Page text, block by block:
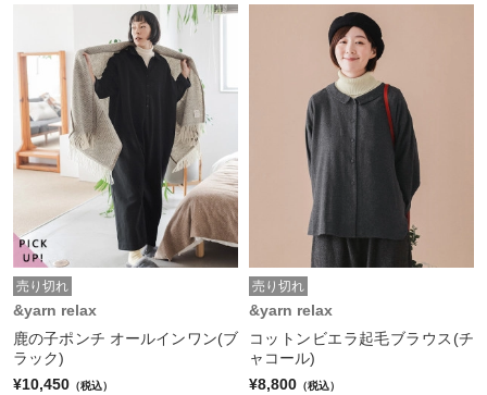
売り切れ
&yarn relax
鹿の子ポンチ オールインワン(ブ
ラック)
¥10,450 （税込）
売り切れ
&yarn relax
コットンビエラ起毛ブラウス(チ
ャコール)
¥8,800 （税込）